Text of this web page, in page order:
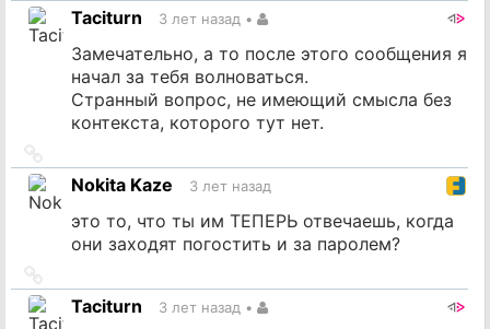
на
источник
Taciturn 3 лет назад •
Замечательно, а то после этого сообщения я
начал за тебя волноваться.
Странный вопрос, не имеющий смысла без
контекста, которого тут нет.
на
источник
Nokita Kaze 3 лет назад
это то, что ты им ТЕПЕРЬ отвечаешь, когда
они заходят погостить и за паролем?
на
источник
Taciturn 3 лет назад •